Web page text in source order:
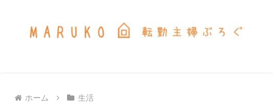
ホーム 生活